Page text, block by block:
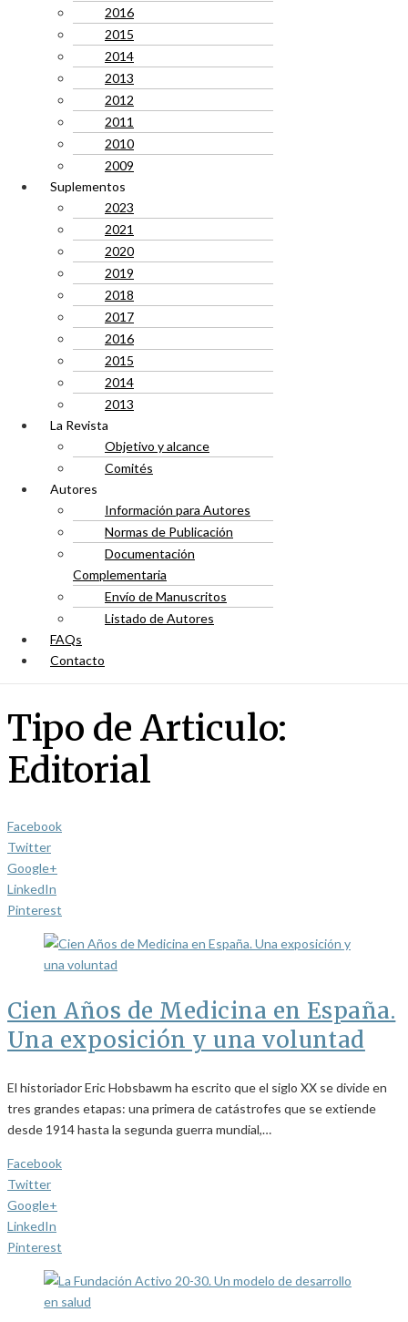
2016
2015
2014
2013
2012
2011
2010
2009
Suplementos
2023
2021
2020
2019
2018
2017
2016
2015
2014
2013
La Revista
Objetivo y alcance
Comités
Autores
Información para Autores
Normas de Publicación
Documentación
Complementaria
Envío de Manuscritos
Listado de Autores
FAQs
Contacto
Tipo de Articulo:
Editorial
Facebook
Twitter
Google+
LinkedIn
Pinterest
Cien Años de Medicina en España.
Una exposición y una voluntad
El historiador Eric Hobsbawm ha escrito que el siglo XX se divide en
tres grandes etapas: una primera de catástrofes que se extiende
desde 1914 hasta la segunda guerra mundial,…
Facebook
Twitter
Google+
LinkedIn
Pinterest